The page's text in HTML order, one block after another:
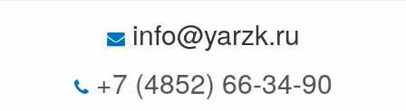
info@yarzk.ru
+7 (4852) 66-34-90